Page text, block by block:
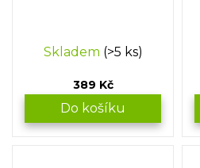
Skladem (>5 ks)
389 Kč
Do košíku